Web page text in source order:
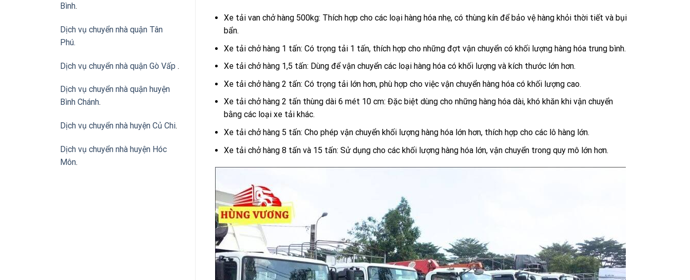
Bình.
Dịch vụ chuyển nhà quận Tân
Phú.
Dịch vụ chuyển nhà quận Gò Vấp .
Dịch vụ chuyển nhà quận huyện
Bình Chánh.
Dịch vụ chuyển nhà huyện Củ Chi.
Dịch vụ chuyển nhà huyện Hóc
Môn.
Xe tải van chở hàng 500kg: Thích hợp cho các loại hàng hóa nhẹ, có thùng kín để bảo vệ hàng khỏi thời tiết và bụi
bẩn.
Xe tải chở hàng 1 tấn: Có trọng tải 1 tấn, thích hợp cho những đợt vận chuyển có khối lượng hàng hóa trung bình.
Xe tải chở hàng 1,5 tấn: Dùng để vận chuyển các loại hàng hóa có khối lượng và kích thước lớn hơn.
Xe tải chở hàng 2 tấn: Có trọng tải lớn hơn, phù hợp cho việc vận chuyển hàng hóa có khối lượng cao.
Xe tải chở hàng 2 tấn thùng dài 6 mét 10 cm: Đặc biệt dùng cho những hàng hóa dài, khó khăn khi vận chuyển
bằng các loại xe tải khác.
Xe tải chở hàng 5 tấn: Cho phép vận chuyển khối lượng hàng hóa lớn hơn, thích hợp cho các lô hàng lớn.
Xe tải chở hàng 8 tấn và 15 tấn: Sử dụng cho các khối lượng hàng hóa lớn, vận chuyển trong quy mô lớn hơn.